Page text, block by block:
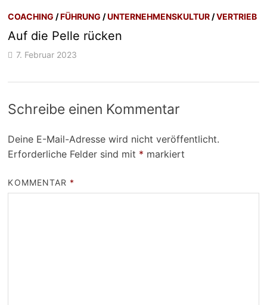
COACHING /FÜHRUNG /UNTERNEHMENSKULTUR /VERTRIEB
Auf die Pelle rücken
7. Februar 2023
Schreibe einen Kommentar
Deine E-Mail-Adresse wird nicht veröffentlicht.
Erforderliche Felder sind mit * markiert
KOMMENTAR *